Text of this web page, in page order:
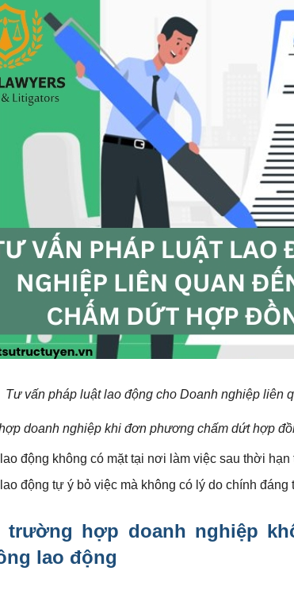
Tư vấn pháp luật lao động cho Doanh nghiệp liên
doanh nghiệp khi đơn phương chấm dứt hợp
động không có mặt tại nơi làm việc sau thời
động tự ý bỏ việc mà không có lý do chính
trường hợp doanh nghiệp
lao động